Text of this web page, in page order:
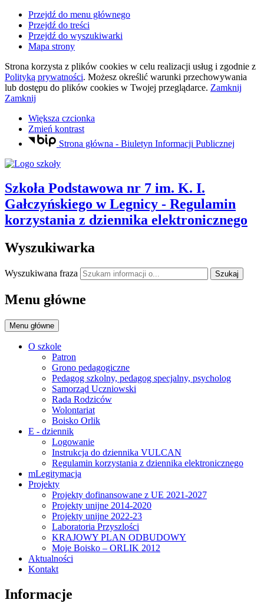
Przejdź do menu głównego
Przejdź do treści
Przejdź do wyszukiwarki
Mapa strony
Strona korzysta z plików cookies w celu realizacji usług i zgodnie z
Polityką prywatności. Możesz określić warunki przechowywania
lub dostępu do plików cookies w Twojej przeglądarce. Zamknij
Zamknij
Większa czcionka
Zmień kontrast
Strona główna - Biuletyn Informacji Publicznej
Szkoła Podstawowa nr 7 im. K. I.
Gałczyńskiego w Legnicy - Regulamin
korzystania z dziennika elektronicznego
Wyszukiwarka
Wyszukiwana fraza Szukaj
Menu główne
Menu główne
O szkole
Patron
Grono pedagogiczne
Pedagog szkolny, pedagog specjalny, psycholog
Samorząd Uczniowski
Rada Rodziców
Wolontariat
Boisko Orlik
E - dziennik
Logowanie
Instrukcja do dziennika VULCAN
Regulamin korzystania z dziennika elektronicznego
mLegitymacja
Projekty
Projekty dofinansowane z UE 2021-2027
Projekty unijne 2014-2020
Projekty unijne 2022-23
Laboratoria Przyszlości
KRAJOWY PLAN ODBUDOWY
Moje Boisko – ORLIK 2012
Aktualności
Kontakt
Informacje